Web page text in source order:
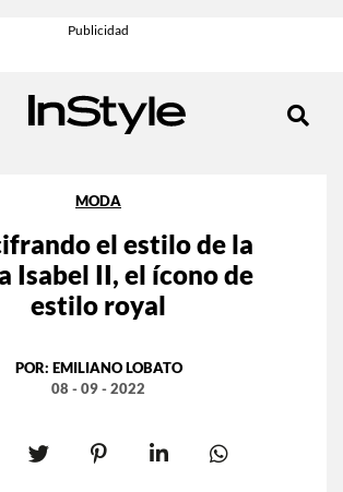
MODA
el estilo de la
Isabel II, el ícono de
estilo royal
POR: EMILIANO LOBATO
08 - 09 - 2022